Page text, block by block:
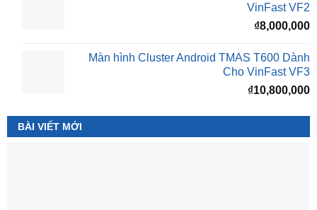
VinFast VF2
₫8,000,000
Màn hình Cluster Android TMAS T600 Dành
Cho VinFast VF3
₫10,800,000
BÀI VIẾT MỚI